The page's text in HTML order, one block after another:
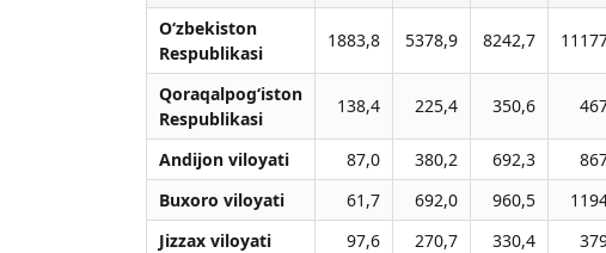
O‘zbekiston
Respublikasi
1883,8 5378,9 8242,7
Qoraqalpog‘iston
Respublikasi
138,4 225,4 350,6
Andijon viloyati 87,0 380,2 692,3
Buxoro viloyati
61,7 692,0 960,5
Jizzax viloyati
97,6 270,7 330,4